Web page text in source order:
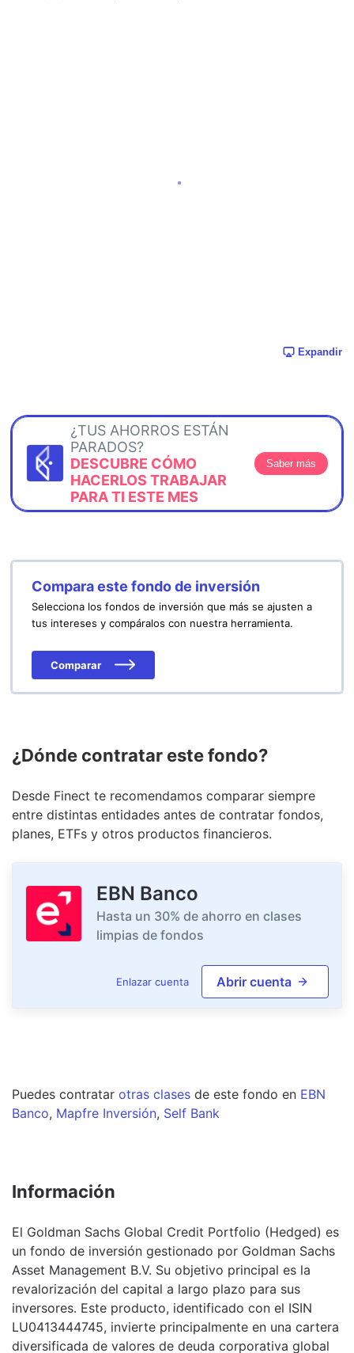
Expandir
¿TUS AHORROS ESTÁN
PARADOS?
DESCUBRE CÓMO
HACERLOS TRABAJAR
PARA TI ESTE MES
Saber más
Compara este fondo de inversión
Selecciona los fondos de inversión que más se ajusten a
tus intereses y compáralos con nuestra herramienta.
Comparar
¿Dónde contratar este fondo?
Desde Finect te recomendamos comparar siempre
entre distintas entidades antes de contratar fondos,
planes, ETFs y otros productos financieros.
EBN Banco
Hasta un 30% de ahorro en clases
limpias de fondos
Enlazar cuenta Abrir cuenta
Puedes contratar otras clases de este fondo en EBN
Banco, Mapfre Inversión, Self Bank
Información
El Goldman Sachs Global Credit Portfolio (Hedged) es
un fondo de inversión gestionado por Goldman Sachs
Asset Management B.V. Su objetivo principal es la
revalorización del capital a largo plazo para sus
inversores. Este producto, identificado con el ISIN
LU0413444745, invierte principalmente en una cartera
diversificada de valores de deuda corporativa global